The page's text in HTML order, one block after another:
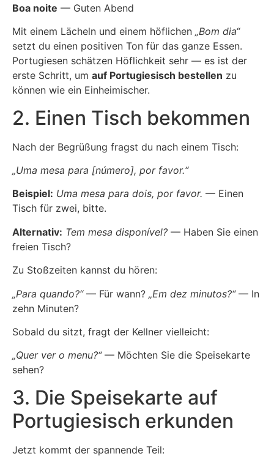
Boa noite — Guten Abend
Mit einem Lächeln und einem höflichen „Bom dia“
setzt du einen positiven Ton für das ganze Essen.
Portugiesen schätzen Höflichkeit sehr — es ist der
erste Schritt, um auf Portugiesisch bestellen zu
können wie ein Einheimischer.
2. Einen Tisch bekommen
Nach der Begrüßung fragst du nach einem Tisch:
„Uma mesa para [número], por favor.“
Beispiel: Uma mesa para dois, por favor. — Einen
Tisch für zwei, bitte.
Alternativ: Tem mesa disponível? — Haben Sie einen
freien Tisch?
Zu Stoßzeiten kannst du hören:
„Para quando?“— Für wann? „Em dez minutos?“— In
zehn Minuten?
Sobald du sitzt, fragt der Kellner vielleicht:
„Quer ver o menu?“— Möchten Sie die Speisekarte
sehen?
3. Die Speisekarte auf
Portugiesisch erkunden
Jetzt kommt der spannende Teil: